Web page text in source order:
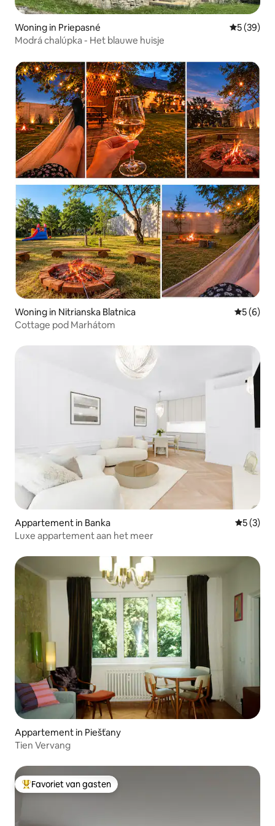
Woning in Priepasné
5 (39)
Modrá chalúpka - Het blauwe huisje
Woning in Nitrianska Blatnica
5 (6)
Cottage pod Marhátom
Appartement in Banka
5 (3)
Luxe appartement aan het meer
Appartement in Piešťany
Tien Vervang
Topfavoriet van gasten
Favoriet van gasten